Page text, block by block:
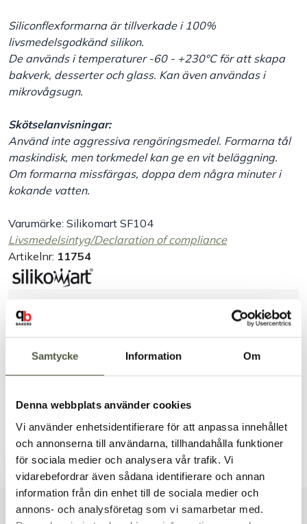
Samtycke Information Om
Denna webbplats använder cookies
Vi använder enhetsidentifierare för att anpassa innehållet
och annonserna till användarna, tillhandahålla funktioner
för sociala medier och analysera vår trafik. Vi
vidarebefordrar även sådana identifierare och annan
information från din enhet till de sociala medier och
annons- och analysföretag som vi samarbetar med.
Om Bakers
Kundtjänst
Kontakt
Siliconflexformarna är tillverkade i 100%
livsmedelsgodkänd silikon.
De används i temperaturer -60 - +230°C för att skapa
bakverk, desserter och glass. Kan även användas i
mikrovågsugn.
Skötselanvisningar:
Använd inte aggressiva rengöringsmedel. Formarna tål
maskindisk, men torkmedel kan ge en vit beläggning.
Om formarna missfärgas, doppa dem några minuter i
kokande vatten.
Varumärke: Silikomart SF104
Livsmedelsintyg/Declaration of compliance
Artikelnr: 11754
Brett sortiment
Produktbeskrivning
Specifikation
Dokument & produktblad
Välkommen till Bakers!
Handlar du som företag eller privatperson?